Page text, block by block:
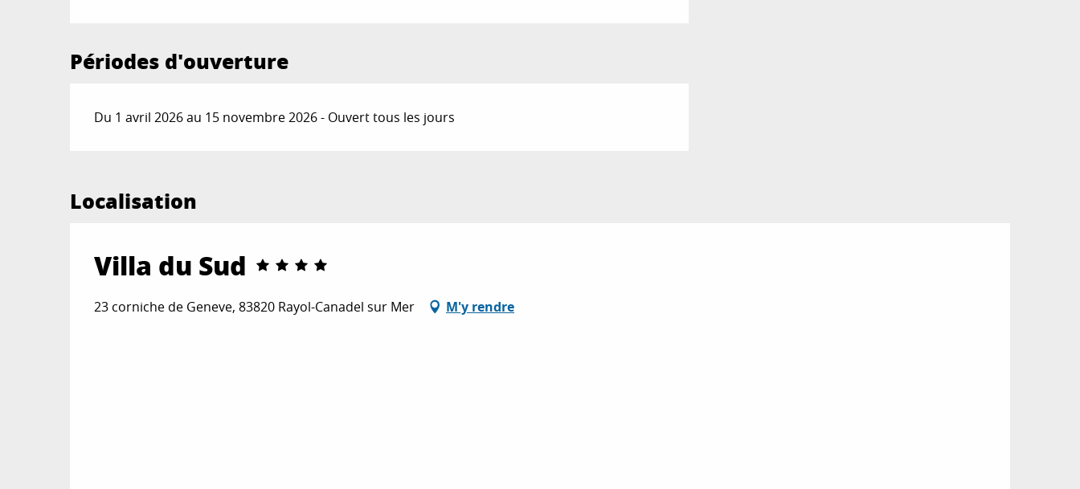
Périodes d'ouverture
Du 1 avril 2026 au 15 novembre 2026 - Ouvert tous les jours
Localisation
Villa du Sud
23 corniche de Geneve, 83820 Rayol-Canadel sur Mer M'y rendre